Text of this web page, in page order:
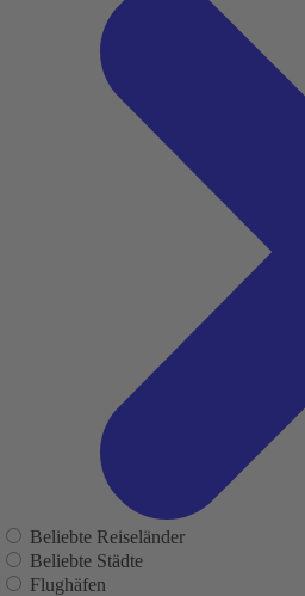
Beliebte Reiseländer
Beliebte Städte
Flughäfen